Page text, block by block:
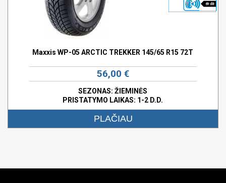
69 dB
Maxxis WP-05 ARCTIC TREKKER 145/65 R15 72T
56,00 €
SEZONAS: ŽIEMINĖS
PRISTATYMO LAIKAS: 1-2 D.D.
PLAČIAU